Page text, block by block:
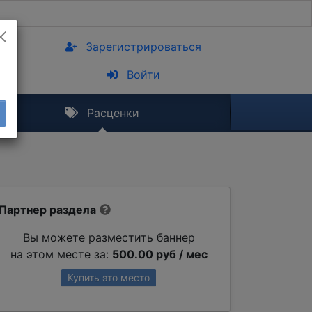
Зарегистрироваться
Войти
Расценки
Партнер раздела
Вы можете разместить баннер
на этом месте за: 500.00 руб / мес
Купить это место